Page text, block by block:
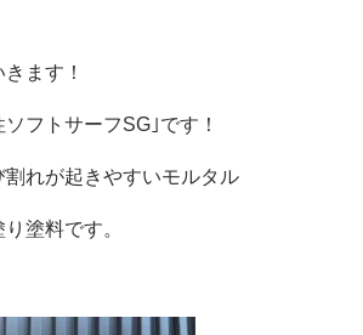
ます！
フトサーフSG｣です！
れが起きやすいモルタル
塗料です。